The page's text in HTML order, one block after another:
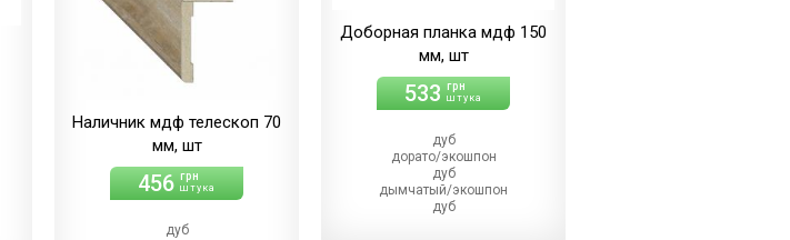
Наличник мдф телескоп 70
мм, шт
456 грн
штука
дуб
Доборная планка мдф 150
мм, шт
533 грн
штука
дуб
дорато/экошпон
дуб
дымчатый/экошпон
дуб